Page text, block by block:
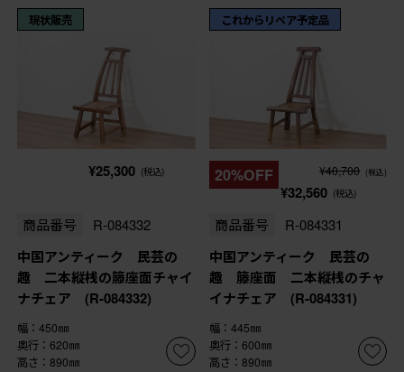
現状販売
¥25,300 (税込)
商品番号 R-084332
中国アンティーク 民芸の
趣 二本縦桟の籐座面チャイ
ナチェア (R-084332)
幅：450㎜
奥行：620㎜
高さ：890㎜
これからリペア予定品
20%OFF ¥40,700 (税込)
¥32,560 (税込)
商品番号 R-084331
中国アンティーク 民芸の
趣 籐座面 二本縦桟のチャ
イナチェア (R-084331)
幅：445㎜
奥行：600㎜
高さ：890㎜